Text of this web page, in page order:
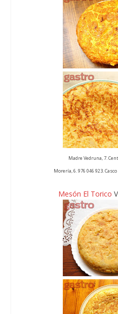
Madre Vedruna, 7.
Morería, 6. 976 046 923.
Mesón El Torico